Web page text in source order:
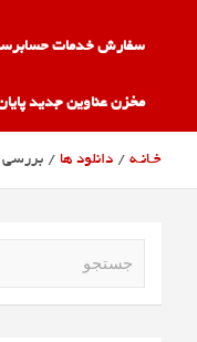
سفارش خدمات
مخزن عناوین جدید
خـانـه دانلود ها بررسی